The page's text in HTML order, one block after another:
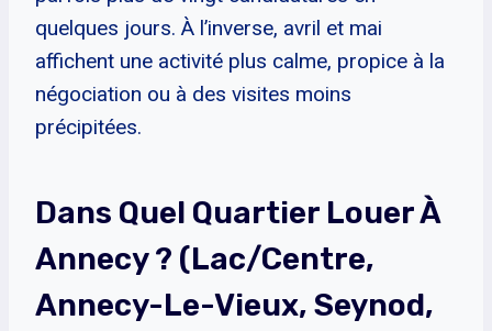
quelques jours. À l’inverse, avril et mai
affichent une activité plus calme, propice à la
négociation ou à des visites moins
précipitées.
Dans Quel Quartier Louer À
Annecy ? (lac/centre,
Annecy-Le-Vieux, Seynod,